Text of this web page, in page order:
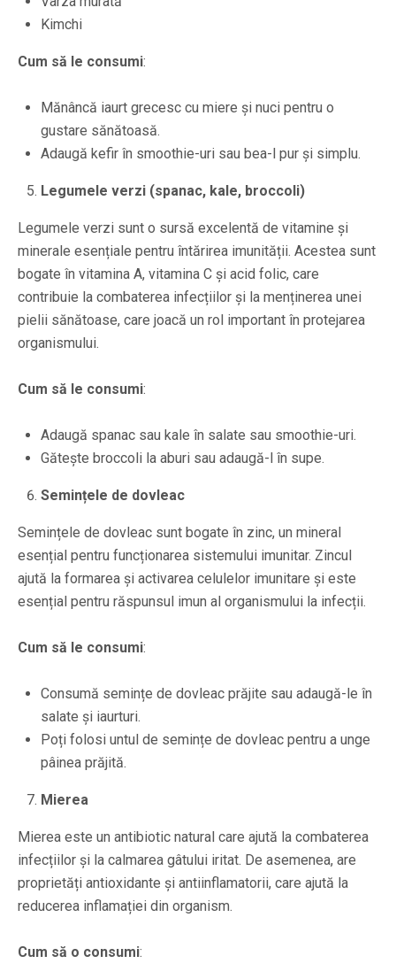
Kimchi
Cum să le consumi:
Mănâncă iaurt grecesc cu miere și nuci pentru o
gustare sănătoasă.
Adaugă kefir în smoothie-uri sau bea-l pur și simplu.
Legumele verzi (spanac, kale, broccoli)
Legumele verzi sunt o sursă excelentă de vitamine și
minerale esențiale pentru întărirea imunității. Acestea sunt
bogate în vitamina A, vitamina C și acid folic, care
contribuie la combaterea infecțiilor și la menținerea unei
pielii sănătoase, care joacă un rol important în protejarea
organismului.
Cum să le consumi:
Adaugă spanac sau kale în salate sau smoothie-uri.
Gătește broccoli la aburi sau adaugă-l în supe.
Semințele de dovleac
Semințele de dovleac sunt bogate în zinc, un mineral
esențial pentru funcționarea sistemului imunitar. Zincul
ajută la formarea și activarea celulelor imunitare și este
esențial pentru răspunsul imun al organismului la infecții.
Cum să le consumi:
Consumă semințe de dovleac prăjite sau adaugă-le în
salate și iaurturi.
Poți folosi untul de semințe de dovleac pentru a unge
pâinea prăjită.
Mierea
Mierea este un antibiotic natural care ajută la combaterea
infecțiilor și la calmarea gâtului iritat. De asemenea, are
proprietăți antioxidante și antiinflamatorii, care ajută la
reducerea inflamației din organism.
Cum să o consumi: